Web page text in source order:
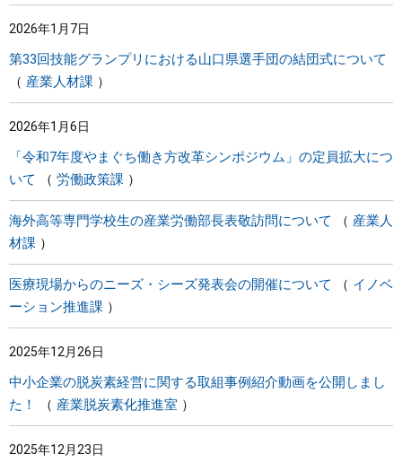
2026年1月7日
第33回技能グランプリにおける山口県選手団の結団式について
産業人材課
2026年1月6日
「令和7年度やまぐち働き方改革シンポジウム」の定員拡大につ
いて
労働政策課
海外高等専門学校生の産業労働部長表敬訪問について
産業人
材課
医療現場からのニーズ・シーズ発表会の開催について
イノベ
ーション推進課
2025年12月26日
中小企業の脱炭素経営に関する取組事例紹介動画を公開しまし
た！
産業脱炭素化推進室
2025年12月23日